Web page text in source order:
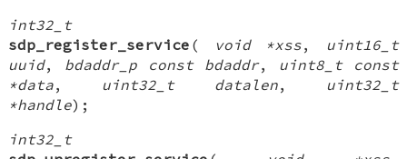
int32_t
sdp_register_service ( void *xss, uint16_t
uuid, bdaddr_p const bdaddr, uint8_t const
*data, uint32_t datalen, uint32_t
*handle);
int32_t